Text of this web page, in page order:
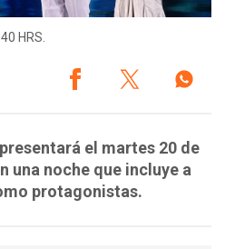
HRS.
el martes 20 de
una noche que incluye a
protagonistas.